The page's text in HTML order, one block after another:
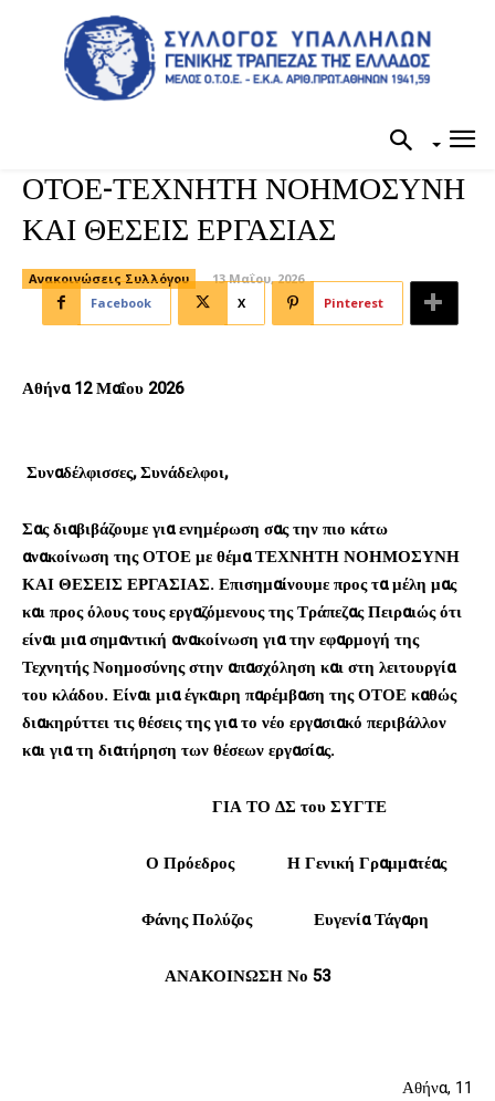
ΟΤΟΕ-ΤΕΧΝΗΤΗ ΝΟΗΜΟΣΥΝΗ
ΚΑΙ ΘΕΣΕΙΣ ΕΡΓΑΣΙΑΣ
Ανακοινώσεις Συλλόγου
13 Μαΐου, 2026
Facebook
X Pinterest
Αθήνα12 Μαΐου 2026
Συναδέλφισσες, Συνάδελφοι,
Σας διαβιβάζουμε για ενημέρωση σας την πιο κάτω
ανακοίνωση της ΟΤΟΕ με θέμα ΤΕΧΝΗΤΗ ΝΟΗΜΟΣΥΝΗ
ΚΑΙ ΘΕΣΕΙΣ ΕΡΓΑΣΙΑΣ. Επισημαίνουμε προς τα μέλη μας
και προς όλους τους εργαζόμενους της Τράπεζας Πειραιώς ότι
είναι μια σημαντική ανακοίνωση για την εφαρμογή της
Τεχνητής Νοημοσύνης στην απασχόληση και στη λειτουργία
του κλάδου. Είναι μια έγκαιρη παρέμβαση της ΟΤΟΕ καθώς
διακηρύττει τις θέσεις της για το νέο εργασιακό περιβάλλον
και για τη διατήρηση των θέσεων εργασίας.
ΓΙΑ ΤΟ ΔΣ του ΣΥΓΤΕ
Ο Πρόεδρος Η Γενική Γραμματέας
Φάνης Πολύζος Ευγενία Τάγαρη
ΑΝΑΚΟΙΝΩΣΗ Νο 53
Αθήνα, 11